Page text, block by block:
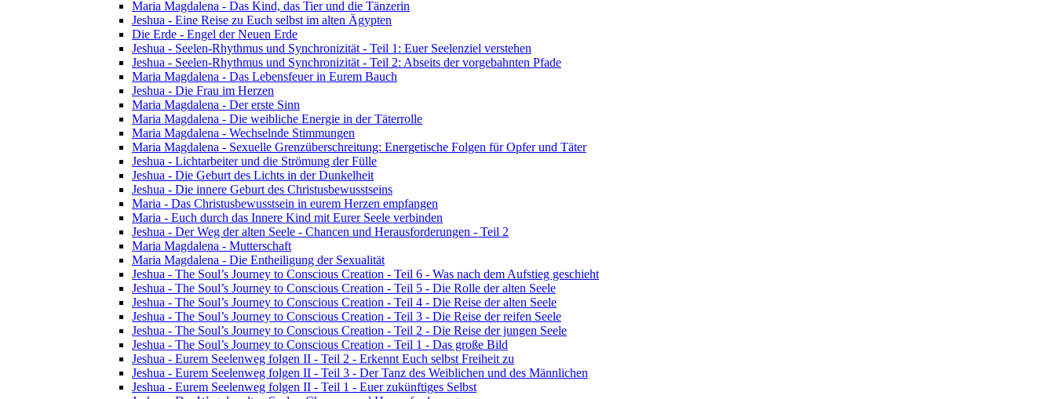
Maria Magdalena - Das Kind, das Tier und die Tänzerin
Jeshua - Eine Reise zu Euch selbst im alten Ägypten
Die Erde - Engel der Neuen Erde
Jeshua - Seelen-Rhythmus und Synchronizität - Teil 1: Euer Seelenziel verstehen
Jeshua - Seelen-Rhythmus und Synchronizität - Teil 2: Abseits der vorgebahnten Pfade
Maria Magdalena - Das Lebensfeuer in Eurem Bauch
Jeshua - Die Frau im Herzen
Maria Magdalena - Der erste Sinn
Maria Magdalena - Die weibliche Energie in der Täterrolle
Maria Magdalena - Wechselnde Stimmungen
Maria Magdalena - Sexuelle Grenzüberschreitung: Energetische Folgen für Opfer und Täter
Jeshua - Lichtarbeiter und die Strömung der Fülle
Jeshua - Die Geburt des Lichts in der Dunkelheit
Jeshua - Die innere Geburt des Christusbewusstseins
Maria - Das Christusbewusstsein in eurem Herzen empfangen
Maria - Euch durch das Innere Kind mit Eurer Seele verbinden
Jeshua - Der Weg der alten Seele - Chancen und Herausforderungen - Teil 2
Maria Magdalena - Mutterschaft
Maria Magdalena - Die Entheiligung der Sexualität
Jeshua - The Soul’s Journey to Conscious Creation - Teil 6 - Was nach dem Aufstieg geschieht
Jeshua - The Soul’s Journey to Conscious Creation - Teil 5 - Die Rolle der alten Seele
Jeshua - The Soul’s Journey to Conscious Creation - Teil 4 - Die Reise der alten Seele
Jeshua - The Soul’s Journey to Conscious Creation - Teil 3 - Die Reise der reifen Seele
Jeshua - The Soul’s Journey to Conscious Creation - Teil 2 - Die Reise der jungen Seele
Jeshua - The Soul’s Journey to Conscious Creation - Teil 1 - Das große Bild
Jeshua - Eurem Seelenweg folgen II - Teil 2 - Erkennt Euch selbst Freiheit zu
Jeshua - Eurem Seelenweg folgen II - Teil 3 - Der Tanz des Weiblichen und des Männlichen
Jeshua - Eurem Seelenweg folgen II - Teil 1 - Euer zukünftiges Selbst